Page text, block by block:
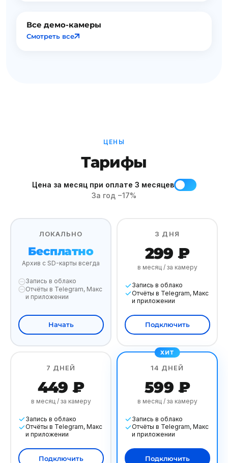
Все демо-камеры
Смотреть все
ЦЕНЫ
Тарифы
Цена за месяц при оплате 3 месяцев
За год −17%
ЛОКАЛЬНО
Бесплатно
Архив с SD-карты всегда
Запись в облако
Отчёты в Telegram, Макс
и приложении
Начать
3 ДНЯ
299 ₽
в месяц / за камеру
Запись в облако
Отчёты в Telegram, Макс
и приложении
Подключить
7 ДНЕЙ
449 ₽
в месяц / за камеру
Запись в облако
Отчёты в Telegram, Макс
и приложении
Подключить
14 ДНЕЙ
599 ₽
в месяц / за камеру
Запись в облако
Отчёты в Telegram, Макс
и приложении
Подключить